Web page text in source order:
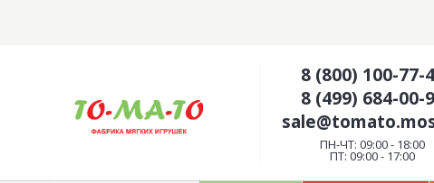
8 (800) 100-77-
8 (499) 684-00-
ПН-ЧТ: 09:00 - 18:00
ПТ: 09:00 - 17:00